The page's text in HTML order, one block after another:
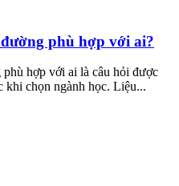
phù hợp với ai?
hợp với ai là câu hỏi được
khi chọn ngành học. Liệu...